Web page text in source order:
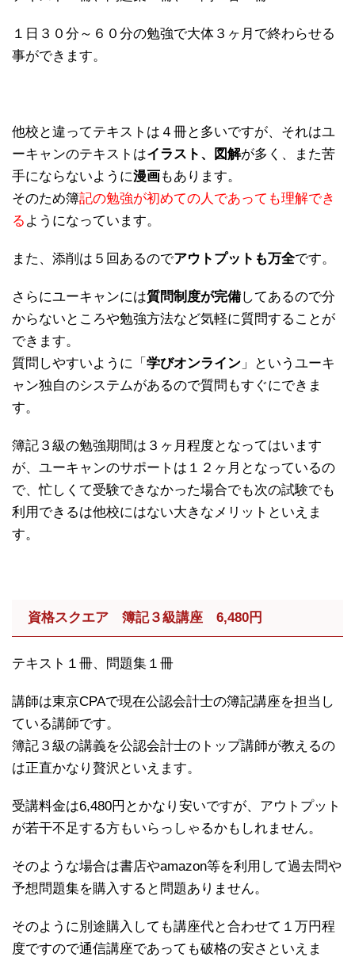
１日３０分～６０分の勉強で大体３ヶ月で終わらせる
事ができます。
他校と違ってテキストは４冊と多いですが、それはユ
ーキャンのテキストはイラスト、図解が多く、また苦
手にならないように漫画もあります。
そのため簿記の勉強が初めての人であっても理解でき
る ようになっています。
また、添削は５回あるのでアウトプットも万全です。
さらにユーキャンには質問制度が完備してあるので分
からないところや勉強方法など気軽に質問することが
できます。
質問しやすいように「 学びオンライン 」というユーキ
ャン独自のシステムがあるので質問もすぐにできま
す。
簿記３級の勉強期間は３ヶ月程度となってはいます
が、ユーキャンのサポートは１２ヶ月となっているの
で、忙しくて受験できなかった場合でも次の試験でも
利用できるは他校にはない大きなメリットといえま
す。
資格スクエア 簿記３級講座 6,480円
テキスト１冊、問題集１冊
講師は東京CPAで現在公認会計士の簿記講座を担当し
ている講師です。
簿記３級の講義を公認会計士のトップ講師が教えるの
は正直かなり贅沢といえます。
受講料金は6,480円とかなり安いですが、アウトプット
が若干不足する方もいらっしゃるかもしれません。
そのような場合は書店やamazon等を利用して過去問や
予想問題集を購入すると問題ありません。
そのように別途購入しても講座代と合わせて１万円程
度ですので通信講座であっても破格の安さといえま